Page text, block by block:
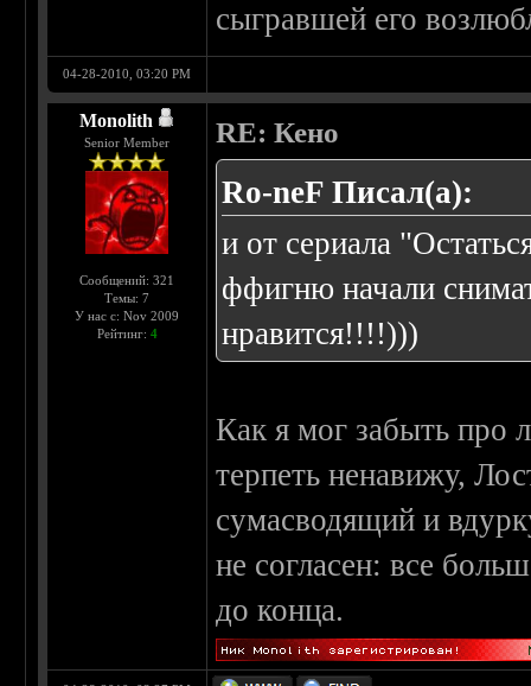
сыгравшей его
04-28-2010, 03:20 PM
Monolith
Senior Member
Сообщений: 321
Темы: 7
У нас с: Nov 2009
Рейтинг: 4
RE: Кено
Ro-neF Писал(а):
и от сериала
ффигню начали
нравится!!!!)))
Как я мог забыть про
терпеть ненавижу,
сумасводящий и
не согласен: все
до конца.